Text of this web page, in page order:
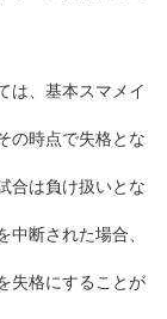
は、基本スマメイ
の時点で失格とな
合は負け扱いとな
中断された場合、
失格にすることが